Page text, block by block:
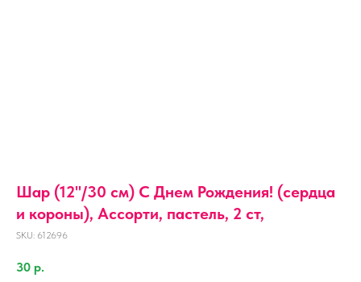
Шар (12''/30 см) С Днем Рождения! (сердца
и короны), Ассорти, пастель, 2 ст,
SKU: 612696
30 р.